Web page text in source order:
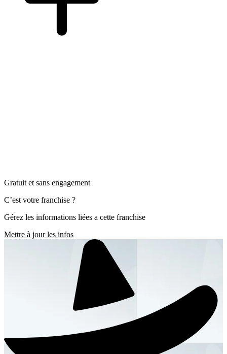
Gratuit et sans engagement
C’est votre franchise ?
Gérez les informations liées a cette franchise
Mettre à jour les infos